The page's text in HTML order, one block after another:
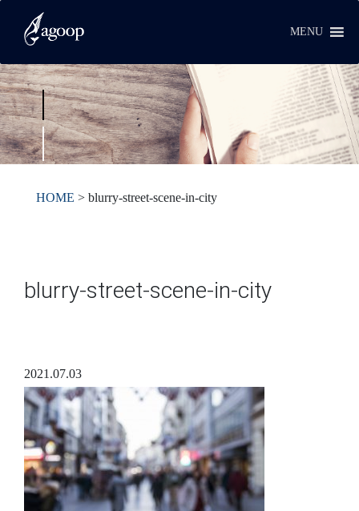
MENU
HOME > blurry-street-scene-in-city
blurry-street-scene-in-city
2021.07.03